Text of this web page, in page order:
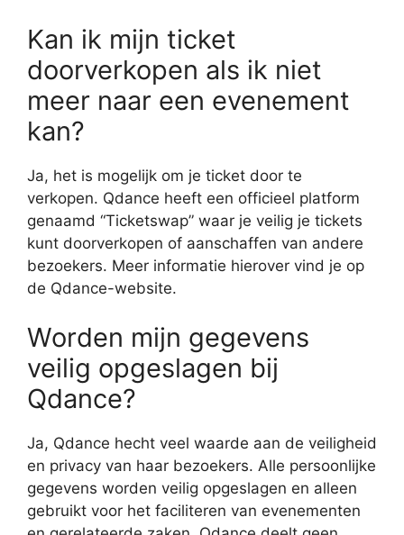
Kan ik mijn ticket
doorverkopen als ik niet
meer naar een evenement
kan?
Ja, het is mogelijk om je ticket door te
verkopen. Qdance heeft een officieel platform
genaamd “Ticketswap” waar je veilig je tickets
kunt doorverkopen of aanschaffen van andere
bezoekers. Meer informatie hierover vind je op
de Qdance-website.
Worden mijn gegevens
veilig opgeslagen bij
Qdance?
Ja, Qdance hecht veel waarde aan de veiligheid
en privacy van haar bezoekers. Alle persoonlijke
gegevens worden veilig opgeslagen en alleen
gebruikt voor het faciliteren van evenementen